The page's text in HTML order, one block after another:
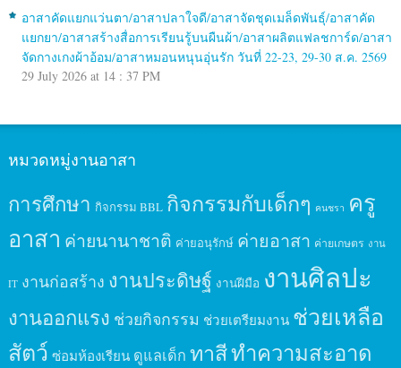
อาสาคัดแยกแว่นตา/อาสาปลาใจดี/อาสาจัดชุดเมล็ดพันธุ์/อาสาคัด
แยกยา/อาสาสร้างสื่อการเรียนรู้บนผืนผ้า/อาสาผลิตแฟลชการ์ด/อาสา
จัดกางเกงผ้าอ้อม/อาสาหมอนหนุนอุ่นรัก วันที่ 22-23, 29-30 ส.ค. 2569
29 July 2026 at 14 : 37 PM
หมวดหมู่งานอาสา
การศึกษา กิจกรรม BBL กิจกรรมกับเด็กๆ คนชรา ครู
อาสา ค่ายนานาชาติ ค่ายอนุรักษ์ ค่ายอาสา ค่ายเกษตร งาน
IT งานก่อสร้าง งานประดิษฐ์ งานฝีมือ งานศิลปะ
งานออกแรง ช่วยกิจกรรม ช่วยเตรียมงาน ช่วยเหลือ
สัตว์ ซ่อมห้องเรียน ดูแลเด็ก ทาสีทำความสะอาด